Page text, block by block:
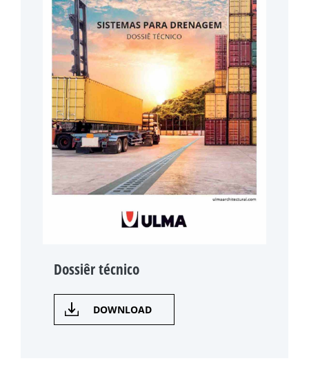
Dossiêr técnico
DOWNLOAD